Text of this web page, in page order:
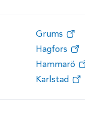
Grums
Hagfors
Hammarö
Karlstad